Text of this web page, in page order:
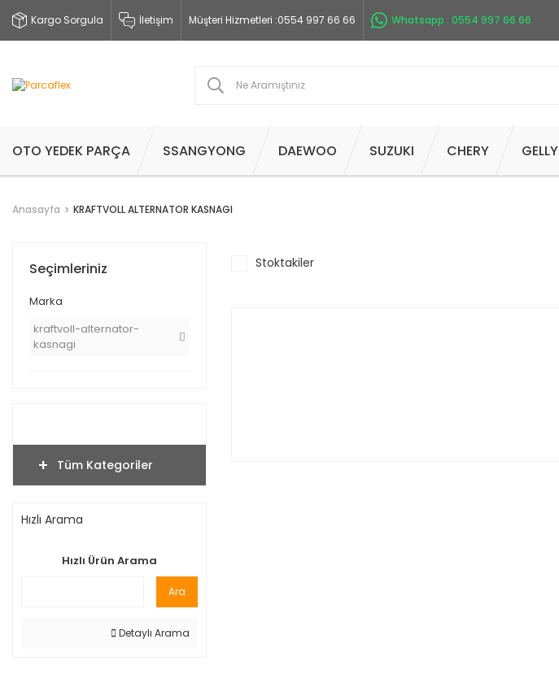
Kargo Sorgula İletişim Müşteri Hizmetleri :0554 997 66 66 Whatsapp : 0554 997 66 66
OTO YEDEK PARÇA SSANGYONG DAEWOO SUZUKI CHERY GELLY
Anasayfa KRAFTVOLL ALTERNATOR KASNAGI
Seçimleriniz
Marka
kraftvoll-alternator-
kasnagi
Tüm Kategoriler
Hızlı Arama
Hızlı Ürün Arama
Ara
Detaylı Arama
Stoktakiler